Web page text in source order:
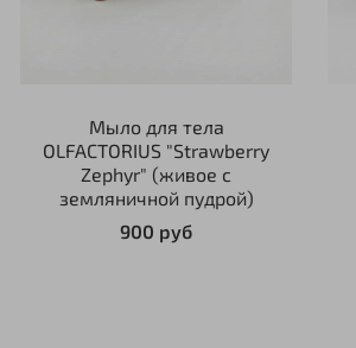
Мыло для тела
OLFACTORIUS "Strawberry
Zephyr" (живое с
земляничной пудрой)
900 руб